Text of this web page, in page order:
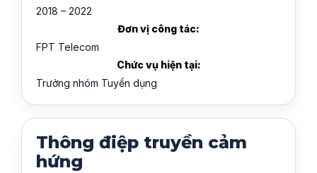
2018 – 2022
Đơn vị công tác:
FPT Telecom
Chức vụ hiện tại:
Trưởng nhóm Tuyển dụng
Thông điệp truyền cảm
hứng